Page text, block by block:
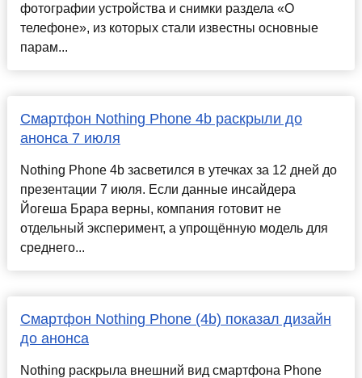
фотографии устройства и снимки раздела «О
телефоне», из которых стали известны основные
парам...
Смартфон Nothing Phone 4b раскрыли до
анонса 7 июля
Nothing Phone 4b засветился в утечках за 12 дней до
презентации 7 июля. Если данные инсайдера
Йогеша Брара верны, компания готовит не
отдельный эксперимент, а упрощённую модель для
среднего...
Смартфон Nothing Phone (4b) показал дизайн
до анонса
Nothing раскрыла внешний вид смартфона Phone